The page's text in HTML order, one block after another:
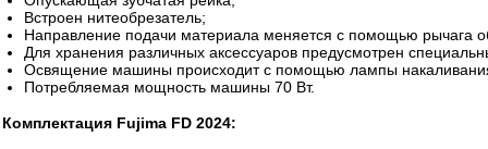
Встроен нитеобрезатель;
Направление подачи материала меняется с помощью рычага
Для хранения различных аксессуаров предусмотрен
Освящение машины происходит с помощью лампы
Потребляемая мощность машины 70 Вт.
Комплектация Fujima FD 2024: